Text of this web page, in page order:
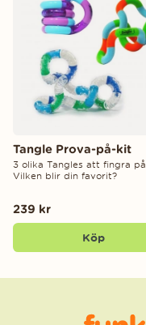
Tangle Prova-på-kit
3 olika Tangles att fingra på.
Vilken blir din favorit?
239 kr
Köp